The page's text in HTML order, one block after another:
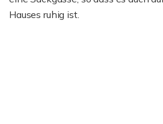
Hauses ruhig ist.